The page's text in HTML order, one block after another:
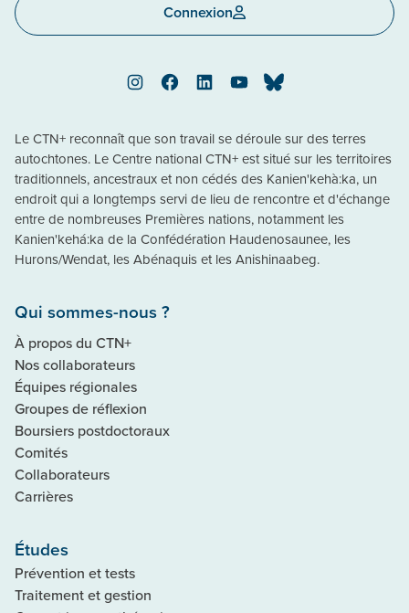
Connexion
InstagramFacebookLinkedInYouTubeBluesky
Le CTN+ reconnaît que son travail se déroule sur des terres
autochtones. Le Centre national CTN+ est situé sur les territoires
traditionnels, ancestraux et non cédés des Kanien'kehà:ka, un
endroit qui a longtemps servi de lieu de rencontre et d'échange
entre de nombreuses Premières nations, notamment les
Kanien'kehá:ka de la Confédération Haudenosaunee, les
Hurons/Wendat, les Abénaquis et les Anishinaabeg.
Qui sommes-nous ?
À propos du CTN+
Nos collaborateurs
Équipes régionales
Groupes de réflexion
Boursiers postdoctoraux
Comités
Collaborateurs
Carrières
Études
Prévention et tests
Traitement et gestion